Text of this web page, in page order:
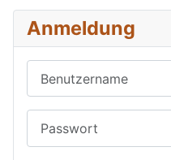
Anmeldung